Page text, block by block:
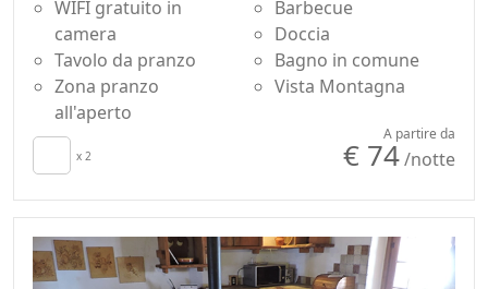
WIFI gratuito in
camera
Tavolo da pranzo
Zona pranzo
all'aperto
Barbecue
Doccia
Bagno in comune
Vista Montagna
x 2
A partire da
€ 74/notte